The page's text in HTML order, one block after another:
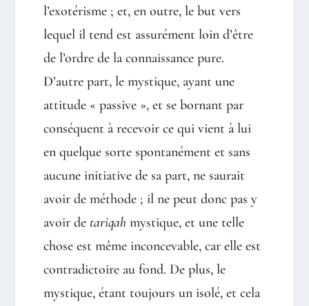
l’exotérisme ; et, en outre, le but vers
lequel il tend est assurément loin d’être
de l’ordre de la connaissance pure.
D’autre part, le mystique, ayant une
attitude « passive », et se bornant par
conséquent à recevoir ce qui vient à lui
en quelque sorte spontanément et sans
aucune initiative de sa part, ne saurait
avoir de méthode ; il ne peut donc pas y
avoir de tariqahmystique, et une telle
chose est même inconcevable, car elle est
contradictoire au fond. De plus, le
mystique, étant toujours un isolé, et cela